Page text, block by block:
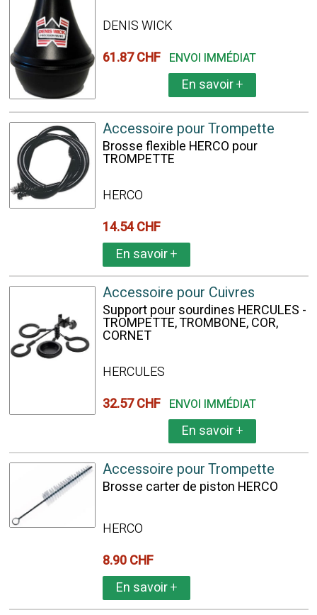
DENIS WICK
61.87 CHF ENVOI IMMÉDIAT
En savoir+
Accessoire pour Trompette
Brosse flexible HERCO pour
TROMPETTE
HERCO
14.54 CHF
En savoir+
Accessoire pour Cuivres
Support pour sourdines HERCULES -
TROMPETTE, TROMBONE, COR,
CORNET
HERCULES
32.57 CHF ENVOI IMMÉDIAT
En savoir+
Accessoire pour Trompette
Brosse carter de piston HERCO
HERCO
8.90 CHF
En savoir+